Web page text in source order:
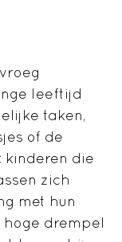
leeftijd
taken,
of de
kinderen die
zich
met hun
drempel